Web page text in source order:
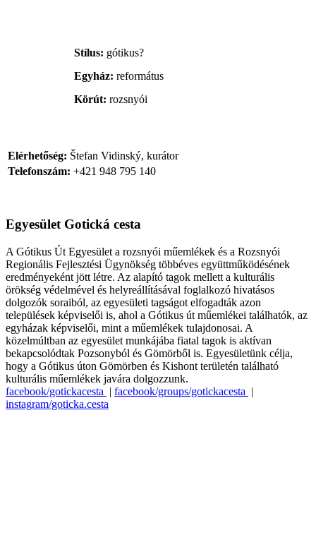
Stílus: gótikus?
Egyház: református
Körút: rozsnyói
Elérhetőség: Štefan Vidinský, kurátor
Telefonszám: +421 948 795 140
Egyesület Gotická cesta
A Gótikus Út Egyesület a rozsnyói műemlékek és a Rozsnyói
Regionális Fejlesztési Ügynökség többéves együttműködésének
eredményeként jött létre. Az alapító tagok mellett a kulturális
örökség védelmével és helyreállításával foglalkozó hivatásos
dolgozók soraiból, az egyesületi tagságot elfogadták azon
települések képviselői is, ahol a Gótikus út műemlékei találhatók, az
egyházak képviselői, mint a műemlékek tulajdonosai. A
közelmúltban az egyesület munkájába fiatal tagok is aktívan
bekapcsolódtak Pozsonyból és Gömörből is. Egyesületünk célja,
hogy a Gótikus úton Gömörben és Kishont területén található
kulturális műemlékek javára dolgozzunk.
facebook/gotickacesta | facebook/groups/gotickacesta |
instagram/goticka.cesta